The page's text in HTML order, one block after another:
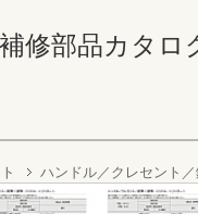
修部品カタロ
ハンドル／クレセント